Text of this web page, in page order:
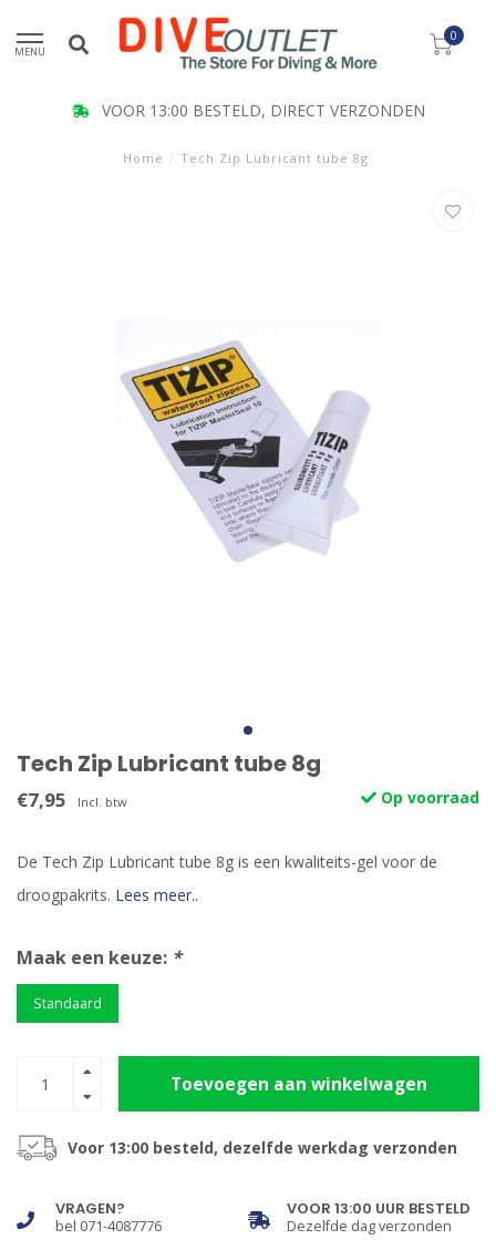
MENU
0
VOOR 13:00 BESTELD, DIRECT VERZONDEN
Home / Tech Zip Lubricant tube 8g
Tech Zip Lubricant tube 8g
€7,95 Incl. btw Op voorraad
De Tech Zip Lubricant tube 8g is een kwaliteits-gel voor de
droogpakrits. Lees meer..
Maak een keuze: *
Standaard
Toevoegen aan winkelwagen
Voor 13:00 besteld, dezelfde werkdag verzonden
VRAGEN?
bel 071-4087776
VOOR 13:00 UUR BESTELD
Dezelfde dag verzonden